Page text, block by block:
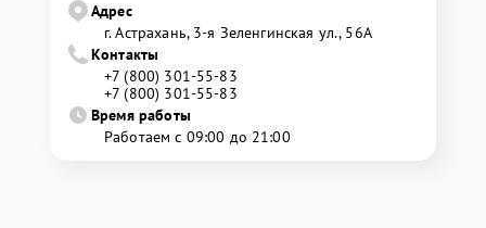
Адрес
г. Астрахань, 3-я Зеленгинская ул., 56А
Контакты
+7 (800) 301-55-83
+7 (800) 301-55-83
Время работы
Работаем с 09:00 до 21:00